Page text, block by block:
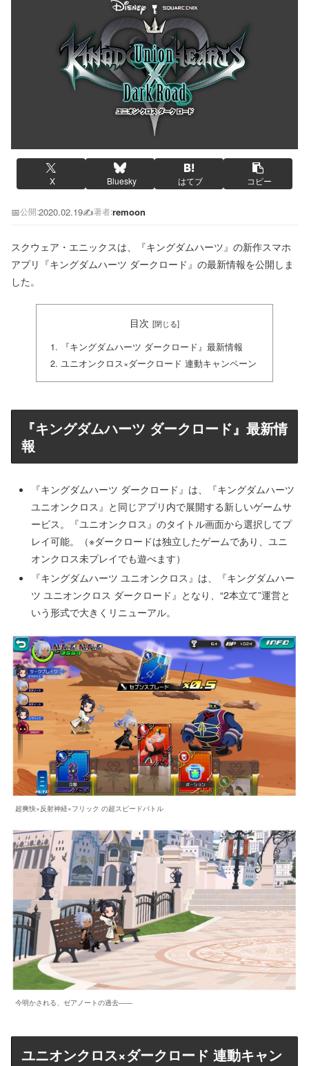
X Bluesky はてブ コピー
📅公開:2020.02.19✍️著者:remoon
スクウェア・エニックスは、『キングダムハーツ』の新作スマホ
アプリ『キングダムハーツ ダークロード』の最新情報を公開しま
した。
目次
『キングダムハーツ ダークロード』最新情報
ユニオンクロス×ダークロード 連動キャンペーン
『キングダムハーツ ダークロード』最新情
報
『キングダムハーツ ダークロード』は、『キングダムハーツ
ユニオンクロス』と同じアプリ内で展開する新しいゲームサ
ービス。『ユニオンクロス』のタイトル画面から選択してプ
レイ可能。（※ダークロードは独立したゲームであり、ユニ
オンクロス未プレイでも遊べます）
『キングダムハーツ ユニオンクロス』は、『キングダムハー
ツ ユニオンクロス ダークロード』となり、“2本立て”運営と
いう形式で大きくリニューアル。
超爽快×反射神経×フリック の超スピードバトル
今明かされる、ゼアノートの過去――
ユニオンクロス×ダークロード 連動キャン